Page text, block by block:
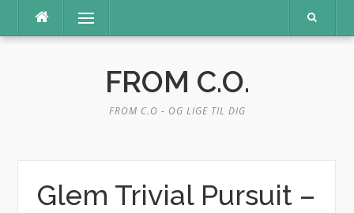
indhold
Menu
FROM C.O.
FROM C.O - OG LIGE TIL DIG
Glem Trivial Pursuit –